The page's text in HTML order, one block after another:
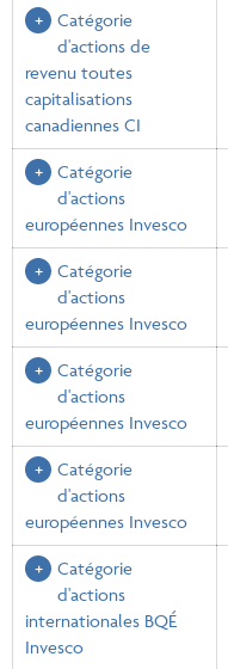
Catégorie
d'actions de
revenu toutes
capitalisations
canadiennes CI
Catégorie
d'actions
européennes Invesco
Catégorie
d'actions
européennes Invesco
Catégorie
d'actions
européennes Invesco
Catégorie
d'actions
européennes Invesco
Catégorie
d'actions
internationales BQÉ
Invesco